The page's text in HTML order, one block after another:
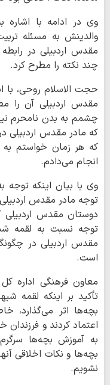
وی در ادامه با اشاره
والدینش به مسئله
مقدس اردبیلی در
چند نکته را مطرح کرد.
حجت الاسلام روحی، با
مقدس اردبیلی آن را
چشمم به بدن نامحرم
که مادر مقدس اردبیلی
که هر زمان خواستم به
انجام می‌دادم.
وی با بیان اینکه
توجه مادر مقدس
دوستان مقدس اردبیلی
توجه نسبت به لقمه
مقدس اردبیلی در
است.
معاون فرهنگی اداره
تأکید بر اینکه لقمه
بچه‌ها اثر می‌گذارد،
اعتماد کردند و فرزندان
به آموزش بچه‌ها
بچه‌ها و نکات اخلاقی
نشویم.